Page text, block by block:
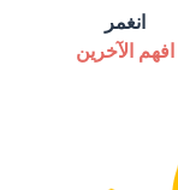
انغمر
افهم الآخرين